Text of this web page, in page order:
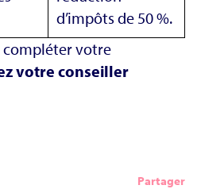
d’impôts de 50 %.
compléter votre
votre conseiller
Partager